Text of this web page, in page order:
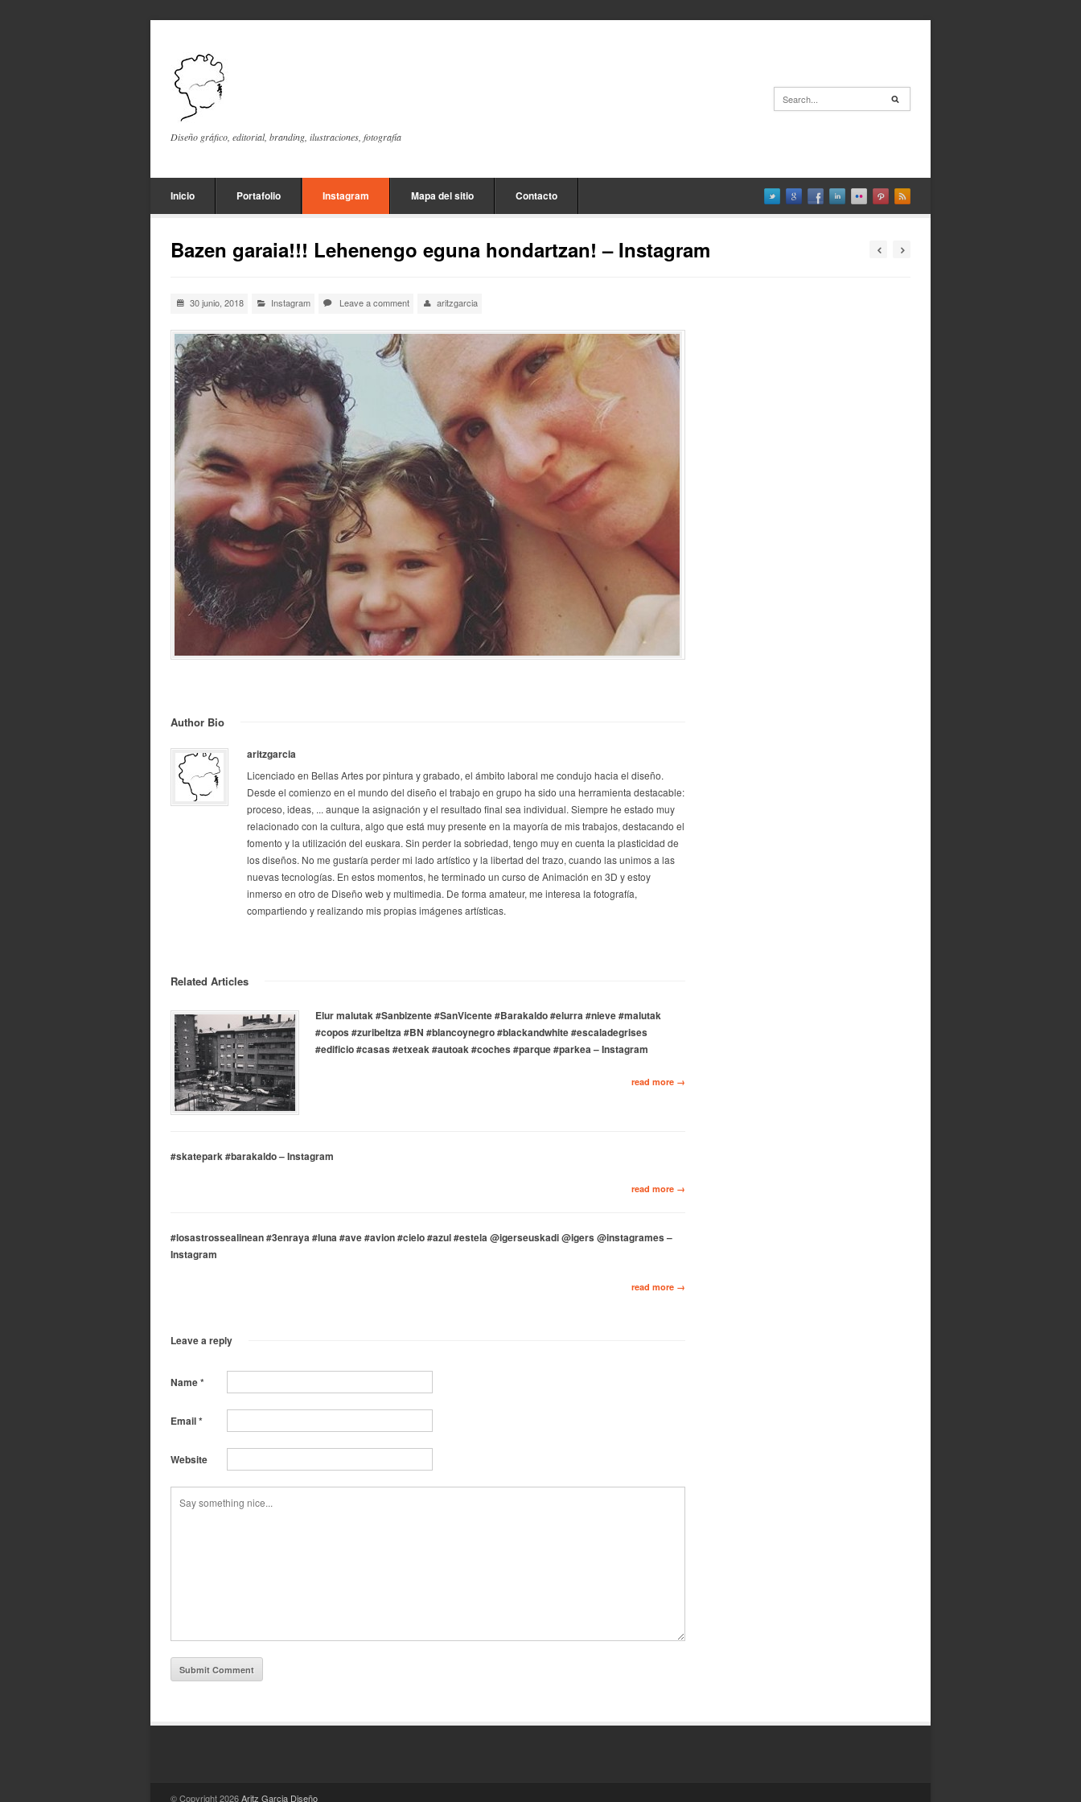
Diseño gráfico, editorial, branding, ilustraciones, fotografía
Inicio Portafolio Instagram Mapa del sitio Contacto
Bazen garaia!!! Lehenengo eguna hondartzan! – Instagram
30 junio, 2018 Instagram Leave a comment aritzgarcia
Author Bio
aritzgarcia
Licenciado en Bellas Artes por pintura y grabado, el ámbito laboral me condujo hacia el diseño.
Desde el comienzo en el mundo del diseño el trabajo en grupo ha sido una herramienta destacable:
proceso, ideas, ... aunque la asignación y el resultado final sea individual. Siempre he estado muy
relacionado con la cultura, algo que está muy presente en la mayoría de mis trabajos, destacando el
fomento y la utilización del euskara. Sin perder la sobriedad, tengo muy en cuenta la plasticidad de
los diseños. No me gustaría perder mi lado artístico y la libertad del trazo, cuando las unimos a las
nuevas tecnologías. En estos momentos, he terminado un curso de Animación en 3D y estoy
inmerso en otro de Diseño web y multimedia. De forma amateur, me interesa la fotografía,
compartiendo y realizando mis propias imágenes artísticas.
Related Articles
Elur malutak #Sanbizente #SanVicente #Barakaldo #elurra #nieve #malutak
#copos #zuribeltza #BN #blancoynegro #blackandwhite #escaladegrises
#edificio #casas #etxeak #autoak #coches #parque #parkea – Instagram
read more →
#skatepark #barakaldo – Instagram
read more →
#losastrossealinean #3enraya #luna #ave #avion #cielo #azul #estela @igerseuskadi @igers @instagrames –
Instagram
read more →
Leave a reply
Name*
Email*
Website
© Copyright 2026Aritz Garcia Diseño